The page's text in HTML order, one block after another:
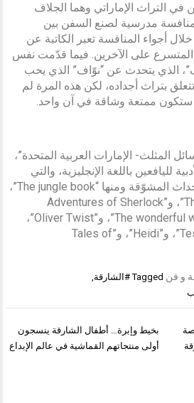
في التراث الإماراتي وهما الجلاف
مدرسية لصنع السفن بين
أجواء المنافسة تعبر الكاتبة عن
على الآخرين. فيما قدّمت نفس
الذي يتحدث عن “نوّاف” الذي يحب
بتراث أجداده، لكن هذه المرة لم
ستكون ممتعة وشاقة في آن واحد.
المثلث- الإمارات العربية المتحدة”،
لليافعين باللغة الإنجليزية، والتي
تتضمن روح المغامرة والأحداث المشوّقة ومنها “The jungle book”،
و”The second jungle book”، و”Adventures of Sherlock
Holmes”، و”The wonderful wizard of Oz”، و”Oliver Twist”،
و”Tess of the D’urbervilles”، و”Heidi”، و”Tales of
و فن Tagged #الشارقة,
بخيط وإبرة… أطفال الشارقة ينسجون
أولى منتجاتهم القماشية في عالم الإبداع